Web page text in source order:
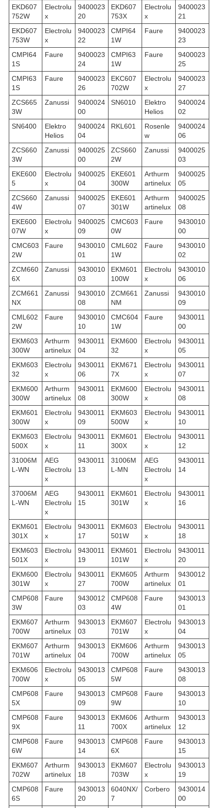
EKD607
752W
Electrolu
x
9400023
20
EKD607
753X
Electrolu
x
9400023
21
EKD607
753W
Electrolu
x
9400023
22
CMPI64
1W
Faure
9400023
23
CMPI64
1S
Faure
9400023
24
CMPI63
1W
Faure
9400023
25
CMPI63
1S
Faure
9400023
26
EKC607
702W
Electrolu
x
9400023
27
ZCS665
3W
Zanussi
9400024
00
SN6010
Elektro
Helios
9400024
02
SN6400
Elektro
Helios
9400024
04
RKL601
Rosenle
w
9400024
06
ZCS660
3W
Zanussi
9400025
00
ZCS660
2W
Zanussi
9400025
03
EKE600
5
Electrolu
x
9400025
04
EKE601
300W
Arthurm
artinelux
9400025
05
ZCS660
4W
Zanussi
9400025
07
EKE601
301W
Arthurm
artinelux
9400025
08
EKE600
07W
Electrolu
x
9400025
09
CMC603
0W
Faure
9430010
00
CMC603
2W
Faure
9430010
01
CML602
1W
Faure
9430010
02
ZCM660
6X
Zanussi
9430010
03
EKM601
100W
Electrolu
x
9430010
06
ZCM661
NX
Zanussi
9430010
08
ZCM661
NM
Zanussi
9430010
09
CML602
2W
Faure
9430010
10
CMC604
1W
Faure
9430011
00
EKM603
300W
Arthurm
artinelux
9430011
04
EKM600
32
Electrolu
x
9430011
05
EKM603
32
Electrolu
x
9430011
06
EKM671
7X
Electrolu
x
9430011
07
EKM600
300W
Arthurm
artinelux
9430011
08
EKM600
300W
Electrolu
x
9430011
08
EKM601
300W
Electrolu
x
9430011
09
EKM603
500W
Electrolu
x
9430011
10
EKM603
500X
Electrolu
x
9430011
11
EKM601
300X
Electrolu
x
9430011
12
31006M
L-WN
AEG
Electrolu
x
9430011
13
31006M
L-MN
AEG
Electrolu
x
9430011
14
37006M
L-WN
AEG
Electrolu
x
9430011
15
EKM601
301W
Electrolu
x
9430011
16
EKM601
301X
Electrolu
x
9430011
17
EKM603
501W
Electrolu
x
9430011
18
EKM603
501X
Electrolu
x
9430011
19
EKM601
101W
Electrolu
x
9430011
20
EKM600
301W
Electrolu
x
9430011
27
EKM605
700W
Arthurm
artinelux
9430012
01
CMP608
3W
Faure
9430012
03
CMP608
4W
Faure
9430013
01
EKM607
700W
Arthurm
artinelux
9430013
03
EKM607
701W
Electrolu
x
9430013
04
EKM607
701W
Arthurm
artinelux
9430013
04
EKM606
700W
Arthurm
artinelux
9430013
05
EKM606
700W
Electrolu
x
9430013
05
CMP608
5W
Faure
9430013
08
CMP608
5X
Faure
9430013
09
CMP608
9W
Faure
9430013
10
CMP608
9X
Faure
9430013
11
EKM606
700X
Arthurm
artinelux
9430013
12
CMP608
6W
Faure
9430013
14
CMP608
6X
Faure
9430013
15
EKM607
702W
Arthurm
artinelux
9430013
18
EKM607
703W
Electrolu
x
9430013
19
CMP608
6S
Faure
9430013
20
6040NX/
7
Corbero
9430014
00